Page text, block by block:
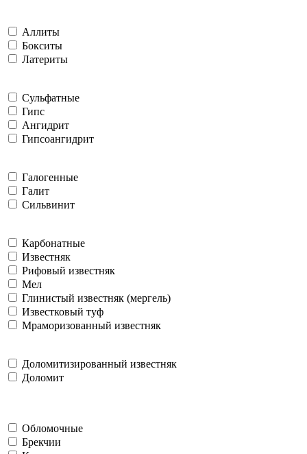
Аллиты
Бокситы
Латериты
Сульфатные
Гипс
Ангидрит
Гипсоангидрит
Галогенные
Галит
Сильвинит
Карбонатные
Известняк
Рифовый известняк
Мел
Глинистый известняк (мергель)
Известковый туф
Мраморизованный известняк
Доломитизированный известняк
Доломит
Обломочные
Брекчии